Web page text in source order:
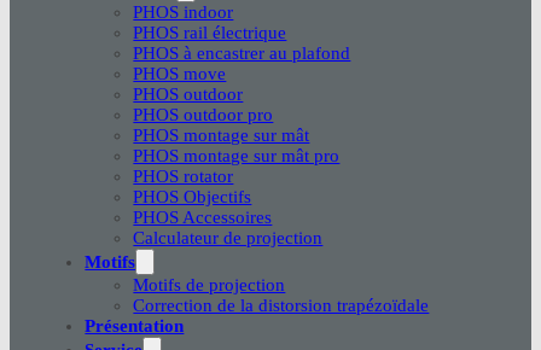
PHOS indoor
PHOS rail électrique
PHOS à encastrer au plafond
PHOS move
PHOS outdoor
PHOS outdoor pro
PHOS montage sur mât
PHOS montage sur mât pro
PHOS rotator
PHOS Objectifs
PHOS Accessoires
Calculateur de projection
Motifs
Motifs de projection
Correction de la distorsion trapézoïdale
Présentation